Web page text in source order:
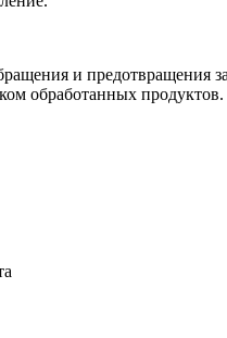
и предотвращения
обработанных продуктов.